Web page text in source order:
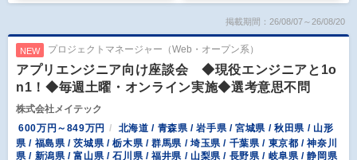
掲載期間：26/08/07～26/08/20
NEW プロジェクトマネージャー（Web・オープン系）
アプリエンジニア向け座談会 ◆現役エンジニアと1o
n1！◆毎週土曜・オンライン実施◆選考意思不問
株式会社メイテック
600万円～849万円
北海道 / 青森県 / 岩手県 / 宮城県 / 秋田県 / 山形
県 / 福島県 / 茨城県 / 栃木県 / 群馬県 / 埼玉県 / 千葉県 / 東京都 / 神奈川
県 / 新潟県 / 富山県 / 石川県 / 福井県 / 山梨県 / 長野県 / 岐阜県 / 静岡県